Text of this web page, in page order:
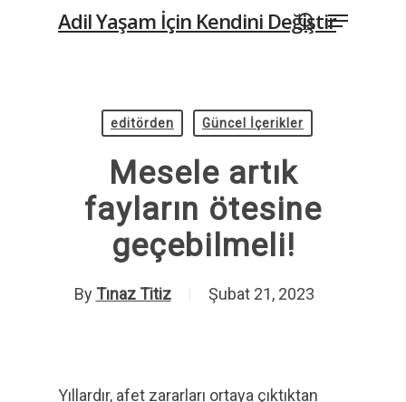
Adil Yaşam İçin Kendini DeğiştirMenu
editörden Güncel İçerikler
Mesele artık
fayların ötesine
geçebilmeli!
By Tınaz Titiz Şubat 21, 2023
Yıllardır, afet zararları ortaya çıktıktan